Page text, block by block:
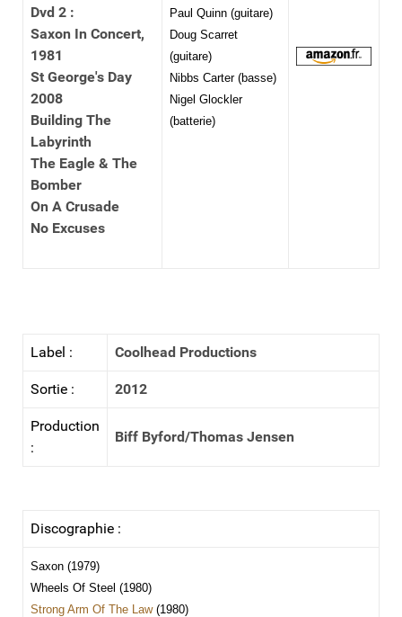
Dvd 2 :
Saxon In Concert,
1981
St George's Day
2008
Building The
Labyrinth
The Eagle & The
Bomber
On A Crusade
No Excuses
Paul Quinn (guitare)
Doug Scarret
(guitare)
Nibbs Carter (basse)
Nigel Glockler
(batterie)
Label : Coolhead Productions
Sortie : 2012
Production
:
Biff Byford/Thomas Jensen
Discographie :
Saxon (1979)
Wheels Of Steel (1980)
Strong Arm Of The Law (1980)